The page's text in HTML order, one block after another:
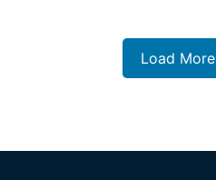
Load More